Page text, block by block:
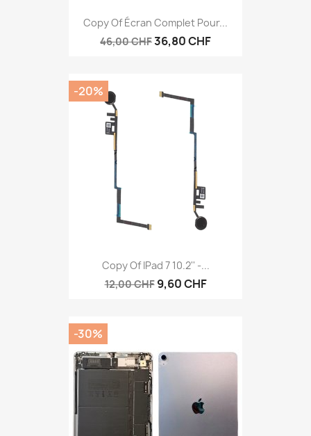
Copy Of Écran Complet Pour...
46,00 CHF36,80 CHF
Copy Of IPad 7 10.2'' -...
12,00 CHF 9,60 CHF
-20%
-30%